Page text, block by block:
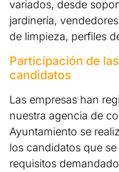
variados, desde
jardinería,
de limpieza, perfiles
Participación de
candidatos
Las empresas han
nuestra agencia de
Ayuntamiento se
los candidatos que
requisitos